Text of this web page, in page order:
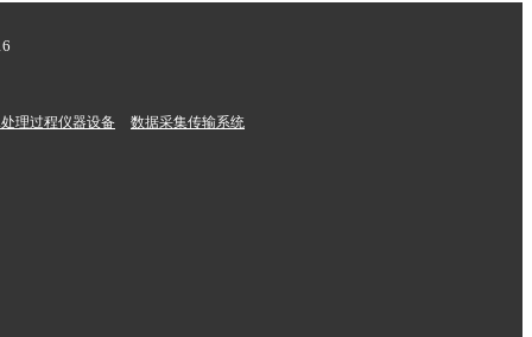
理过程仪器设备 数据采集传输系统